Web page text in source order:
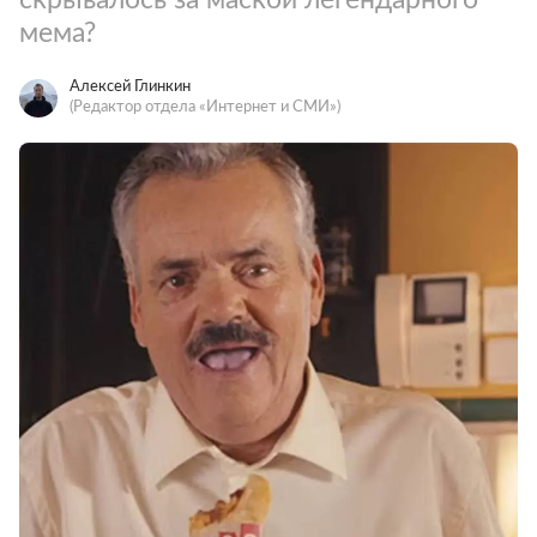
мема?
Алексей Глинкин
(Редактор отдела «Интернет и СМИ»)